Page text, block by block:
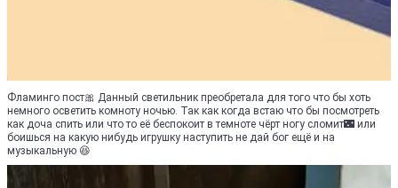
Фламинго пост🎀 Данный светильник преобретала для того что бы хоть
немного осветить комноту ночью. Так как когда встаю что бы посмотреть
как доча спить или что то её беспокоит в темноте чёрт ногу сломит🌃 или
боишься на какую нибудь игрушку наступить не дай бог ещё и на
музыкальную 😆